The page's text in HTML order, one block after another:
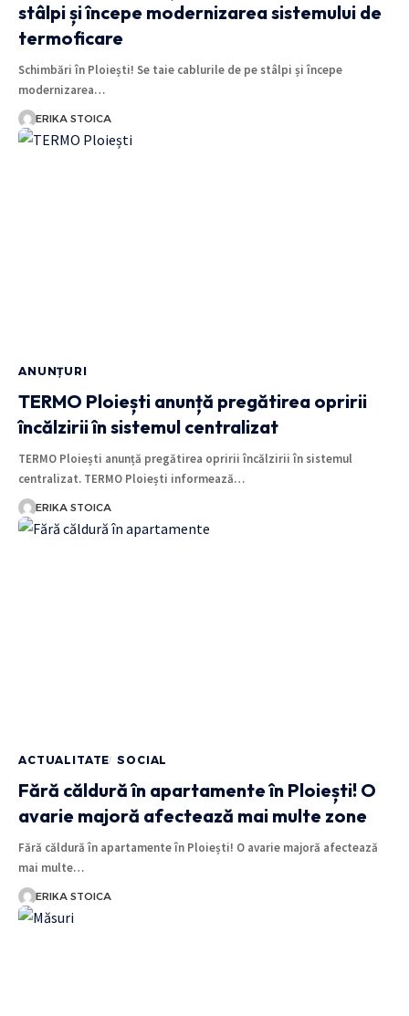
stâlpi și începe modernizarea sistemului de
termoficare
Schimbări în Ploiești! Se taie cablurile de pe stâlpi și începe
modernizarea…
ERIKA STOICA
ANUNȚURI
TERMO Ploiești anunță pregătirea opririi
încălzirii în sistemul centralizat
TERMO Ploiești anunță pregătirea opririi încălzirii în sistemul
centralizat. TERMO Ploiești informează…
ERIKA STOICA
ACTUALITATE SOCIAL
Fără căldură în apartamente în Ploiești! O
avarie majoră afectează mai multe zone
Fără căldură în apartamente în Ploiești! O avarie majoră afectează
mai multe…
ERIKA STOICA